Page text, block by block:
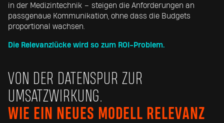
in der Medizintechnik – steigen die Anforderungen an
passgenaue Kommunikation, ohne dass die Budgets
proportional wachsen.
Die Relevanzlücke wird so zum ROI-Problem.
VON DER DATENSPUR ZUR
UMSATZWIRKUNG.
WIE EIN NEUES MODELL RELEVANZ